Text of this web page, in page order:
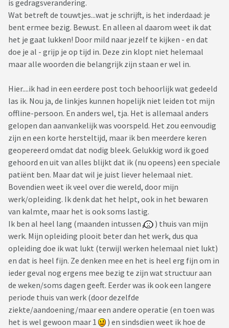
is gedragsverandering.
Wat betreft de touwtjes...wat je schrijft, is het inderdaad: je
bent ermee bezig. Bewust. En alleen al daarom weet ik dat
het je gaat lukken! Door mild naar jezelf te kijken - en dat
doe je al - grijp je op tijd in. Deze zin klopt niet helemaal
maar alle woorden die belangrijk zijn staan er wel in.
Hier....ik had in een eerdere post toch behoorlijk wat gedeeld
las ik. Nou ja, de linkjes kunnen hopelijk niet leiden tot mijn
offline-persoon. En anders wel, tja. Het is allemaal anders
gelopen dan aanvankelijk was voorspeld. Het zou eenvoudig
zijn en een korte hersteltijd, maar ik ben meerdere keren
geopereerd omdat dat nodig bleek. Gelukkig word ik goed
gehoord en uit van alles blijkt dat ik (nu opeens) een speciale
patiënt ben. Maar dat wil je juist liever helemaal niet.
Bovendien weet ik veel over die wereld, door mijn
werk/opleiding. Ik denk dat het helpt, ook in het bewaren
van kalmte, maar het is ook soms lastig.
Ik ben al heel lang (maanden intussen
) thuis van mijn
werk. Mijn opleiding plooit beter dan het werk, dus qua
opleiding doe ik wat lukt (terwijl werken helemaal niet lukt)
en dat is heel fijn. Ze denken mee en het is heel erg fijn om in
ieder geval nog ergens mee bezig te zijn wat structuur aan
de weken/soms dagen geeft. Eerder was ik ook een langere
periode thuis van werk (door dezelfde
ziekte/aandoening/maar een andere operatie (en toen was
het is wel gewoon maar 1
) en sindsdien weet ik hoe de